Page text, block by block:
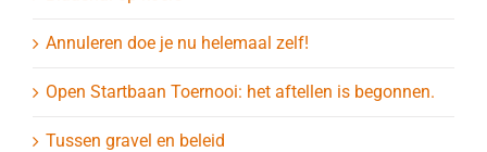
Annuleren doe je nu helemaal zelf!
Open Startbaan Toernooi: het aftellen is begonnen.
Tussen gravel en beleid